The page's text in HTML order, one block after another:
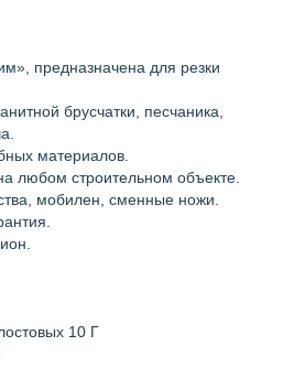
предназначена для резки
брусчатки, песчаника,
материалов.
любом строительном объекте.
мобилен, сменные ножи.
10 Г